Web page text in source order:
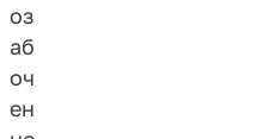
оз
аб
оч
ен